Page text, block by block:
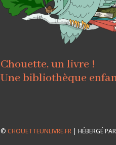
Chouette, un livre !
Une bibliothèque
©CHOUETTEUNLIVRE.FR | HÉBERGÉ